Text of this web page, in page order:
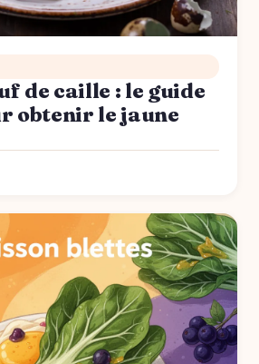
de caille : le guide
obtenir le jaune